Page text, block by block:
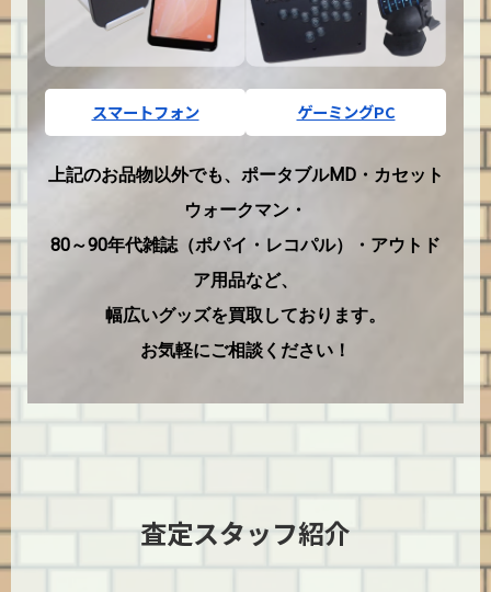
スマートフォン ゲーミングPC
上記のお品物以外でも、ポータブルMD・カセット
ウォークマン・
80～90年代雑誌（ポパイ・レコパル）・アウトド
ア用品など、
幅広いグッズを買取しております。
お気軽にご相談ください！
査定スタッフ紹介